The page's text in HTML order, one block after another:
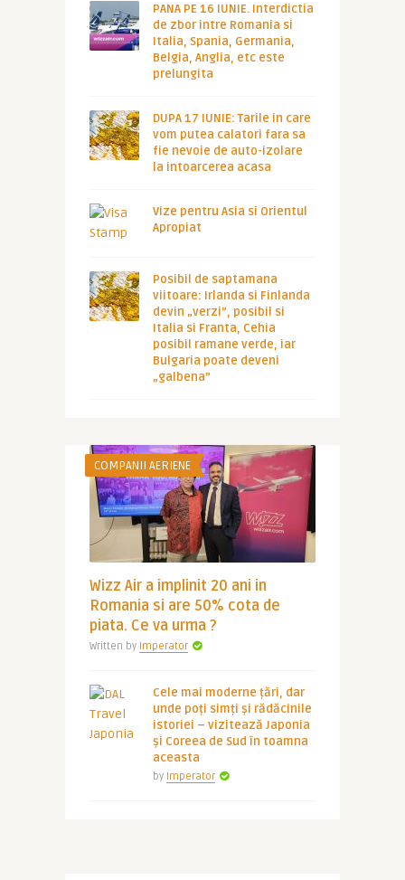
PANA PE 16 IUNIE. Interdictia
de zbor intre Romania si
Italia, Spania, Germania,
Belgia, Anglia, etc este
prelungita
DUPA 17 IUNIE: Tarile in care
vom putea calatori fara sa
fie nevoie de auto-izolare
la intoarcerea acasa
Vize pentru Asia si Orientul
Apropiat
Posibil de saptamana
viitoare: Irlanda si Finlanda
devin „verzi”, posibil si
Italia si Franta, Cehia
posibil ramane verde, iar
Bulgaria poate deveni
„galbena”
COMPANII AERIENE
Wizz Air a implinit 20 ani in
Romania si are 50% cota de
piata. Ce va urma ?
Written by Imperator
Cele mai moderne țări, dar
unde poți simți și rădăcinile
istoriei – vizitează Japonia
și Coreea de Sud în toamna
aceasta
by Imperator